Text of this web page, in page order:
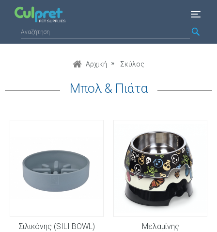
Αρχική Σκύλος
Μπολ & Πιάτα
Σιλικόνης (SILI BOWL) Μελαμίνης